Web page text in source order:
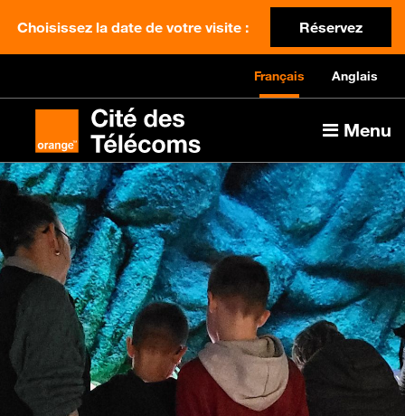
Choisissez la date de votre visite : Réservez
Français Anglais
Menu